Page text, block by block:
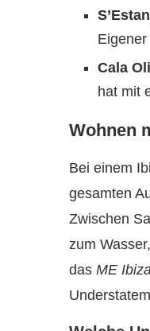
Cala
hat mit
Wohnen
Bei einem
gesamten
Zwischen
zum
das ME